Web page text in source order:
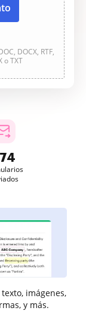
DOCX, RTF,
o TXT
imágenes,
y más.